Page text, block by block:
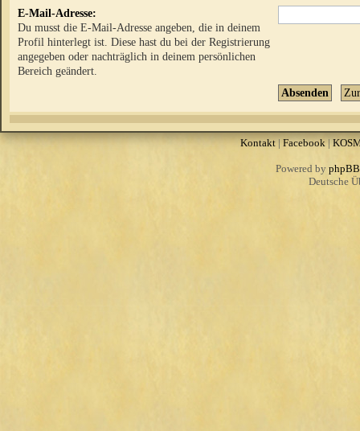
E-Mail-Adresse:
Du musst die E-Mail-Adresse angeben, die in deinem
Profil hinterlegt ist. Diese hast du bei der Registrierung
angegeben oder nachträglich in deinem persönlichen
Bereich geändert.
Kontakt| Facebook |
Powered by phpBB
Deutsche